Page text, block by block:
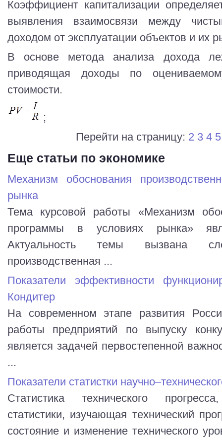
Коэффициент капитализации
выявления взаимосвязи между
доходом от эксплуатации объектов и их
В основе метода анализа дохода
приводящая доходы по
стоимости.
;
Перейти на страницу: 2 3 4 5
Еще статьи по экономике
Механизм обоснования
рынка
Тема курсовой работы «Механизм
программы в условиях рынка»
Актуальность темы вызвана
производственная ...
Показатели эффективности
Кондитер
На современном этапе развития
работы предприятий по выпуску
является задачей первостепенной
...
Показатели статистки
Статистика технического
статистики, изучающая технический
состояние и изменение технического